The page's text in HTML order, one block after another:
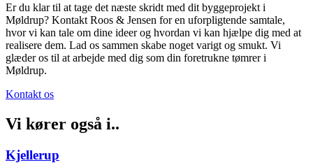
Er du klar til at tage det næste skridt med dit byggeprojekt i
Møldrup? Kontakt Roos & Jensen for en uforpligtende samtale,
hvor vi kan tale om dine ideer og hvordan vi kan hjælpe dig med at
realisere dem. Lad os sammen skabe noget varigt og smukt. Vi
glæder os til at arbejde med dig som din foretrukne tømrer i
Møldrup.
Kontakt os
Vi kører også i..
Kjellerup